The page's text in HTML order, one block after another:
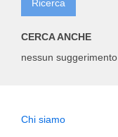
CERCA ANCHE
nessun suggerimento
Chi siamo